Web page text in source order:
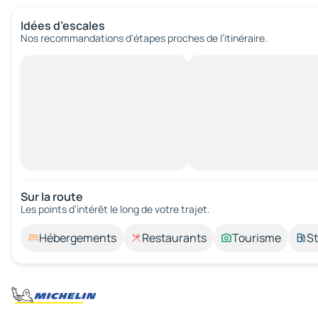
Idées d’escales
Nos recommandations d'étapes proches de l’itinéraire.
Sur la route
Les points d’intérêt le long de votre trajet.
Hébergements Restaurants Tourisme